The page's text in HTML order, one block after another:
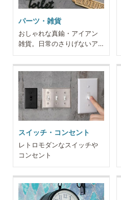
パーツ・雑貨
おしゃれな真鍮・アイアン
雑貨。日常のさりげないア
クセントに
スイッチ・コンセント
レトロモダンなスイッチや
コンセント